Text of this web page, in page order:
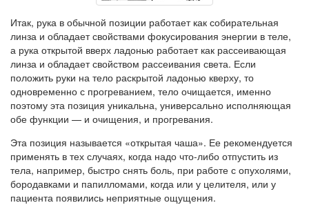
Итак, рука в обычной позиции работает как собирательная
линза и обладает свойствами фокусирования энергии в теле,
а рука открытой вверх ладонью работает как рассеивающая
линза и обладает свойством рассеивания света. Если
положить руки на тело раскрытой ладонью кверху, то
одновременно с прогреванием, тело очищается, именно
поэтому эта позиция уникальна, универсально исполняющая
обе функции — и очищения, и прогревания.
Эта позиция называется «открытая чаша». Ее рекомендуется
применять в тех случаях, когда надо что-либо отпустить из
тела, например, быстро снять боль, при работе с опухолями,
бородавками и папилломами, когда или у целителя, или у
пациента появились неприятные ощущения.